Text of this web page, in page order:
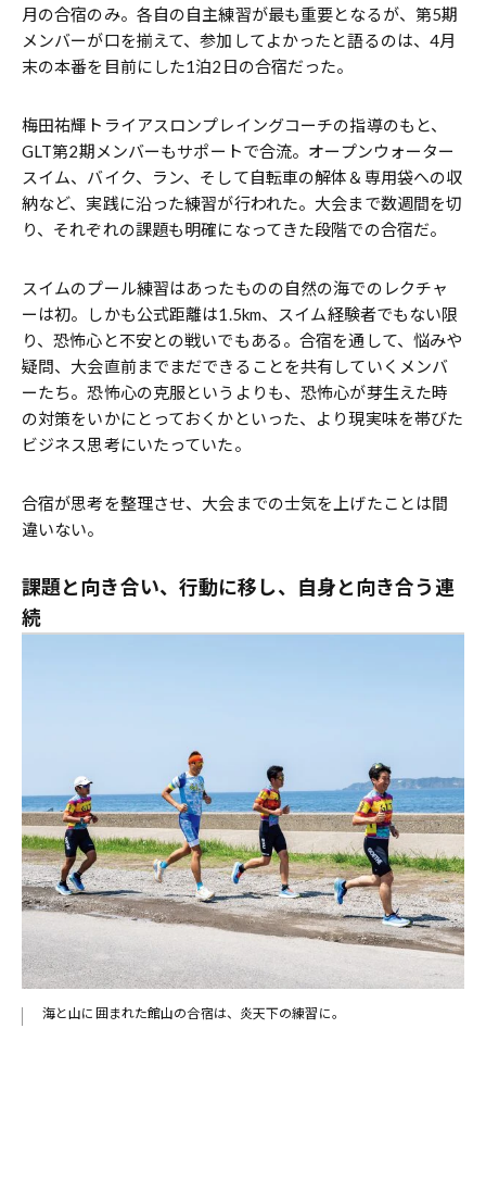
月の合宿のみ。各自の自主練習が最も重要となるが、第5期
メンバーが口を揃えて、参加してよかったと語るのは、4月
末の本番を目前にした1泊2日の合宿だった。
梅田祐輝トライアスロンプレイングコーチの指導のもと、
GLT第2期メンバーもサポートで合流。オープンウォーター
スイム、バイク、ラン、そして自転車の解体＆専用袋への収
納など、実践に沿った練習が行われた。大会まで数週間を切
り、それぞれの課題も明確になってきた段階での合宿だ。
スイムのプール練習はあったものの自然の海でのレクチャ
ーは初。しかも公式距離は1.5km、スイム経験者でもない限
り、恐怖心と不安との戦いでもある。合宿を通して、悩みや
疑問、大会直前までまだできることを共有していくメンバ
ーたち。恐怖心の克服というよりも、恐怖心が芽生えた時
の対策をいかにとっておくかといった、より現実味を帯びた
ビジネス思考にいたっていた。
合宿が思考を整理させ、大会までの士気を上げたことは間
違いない。
課題と向き合い、行動に移し、自身と向き合う連
続
海と山に囲まれた館山の合宿は、炎天下の練習に。